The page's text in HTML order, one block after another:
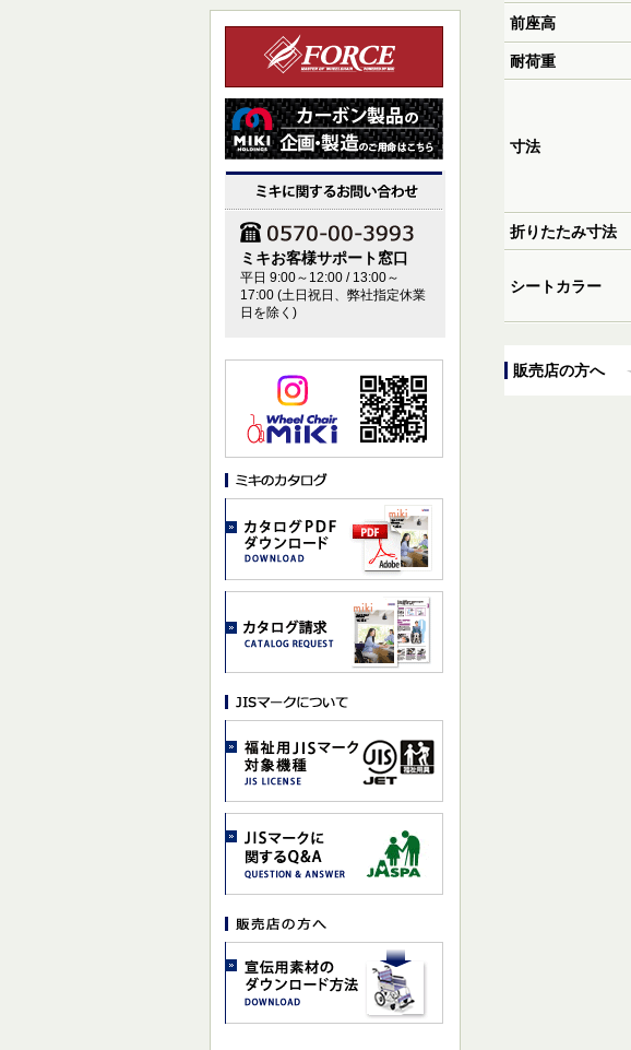
前座高
耐荷重
寸法
折りたたみ寸法
シートカラー
販売店の方へ
ミキお客様サポート窓口
平日 9:00～12:00 / 13:00～
17:00 (土日祝日、弊社指定休業
日を除く)